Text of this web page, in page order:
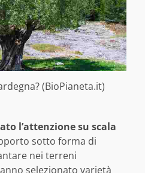
(BioPianeta.it)
l’attenzione su scala
sotto forma di
nei terreni
selezionato varietà